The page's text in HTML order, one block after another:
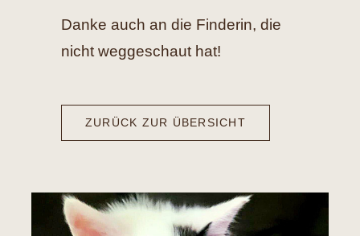
Danke auch an die Finderin, die
nicht weggeschaut hat!
ZURÜCK ZUR ÜBERSICHT